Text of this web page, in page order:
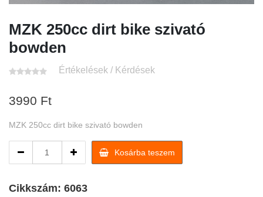
MZK 250cc dirt bike szivató
bowden
Értékelések / Kérdések
3990 Ft
MZK 250cc dirt bike szivató bowden
250cc
bike
Kosárba teszem
Cikkszám: 6063